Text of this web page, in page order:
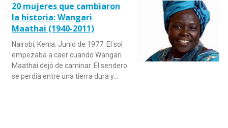
20 mujeres que cambiaron
la historia: Wangari
Maathai (1940-2011)
Nairobi, Kenia. Junio de 1977. El sol
empezaba a caer cuando Wangari
Maathai dejó de caminar. El sendero
se perdía entre una tierra dura y…